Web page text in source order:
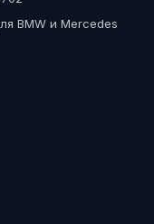
BMW и Mercedes